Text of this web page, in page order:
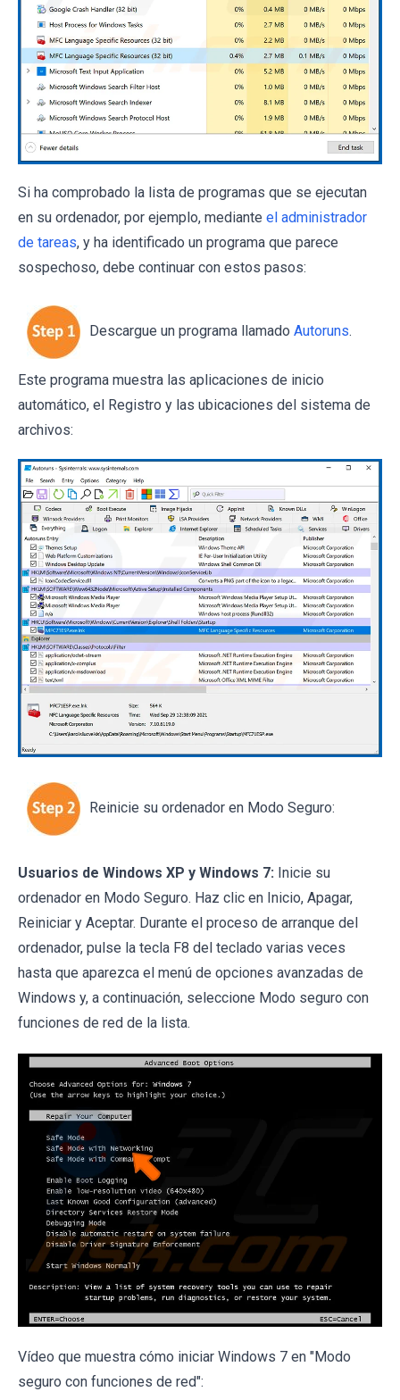
Si ha comprobado la lista de programas que se ejecutan
en su ordenador, por ejemplo, mediante el administrador
de tareas, y ha identificado un programa que parece
sospechoso, debe continuar con estos pasos:
Descargue un programa llamado Autoruns.
Este programa muestra las aplicaciones de inicio
automático, el Registro y las ubicaciones del sistema de
archivos:
Reinicie su ordenador en Modo Seguro:
Usuarios de Windows XP y Windows 7: Inicie su
ordenador en Modo Seguro. Haz clic en Inicio, Apagar,
Reiniciar y Aceptar. Durante el proceso de arranque del
ordenador, pulse la tecla F8 del teclado varias veces
hasta que aparezca el menú de opciones avanzadas de
Windows y, a continuación, seleccione Modo seguro con
funciones de red de la lista.
Vídeo que muestra cómo iniciar Windows 7 en "Modo
seguro con funciones de red":